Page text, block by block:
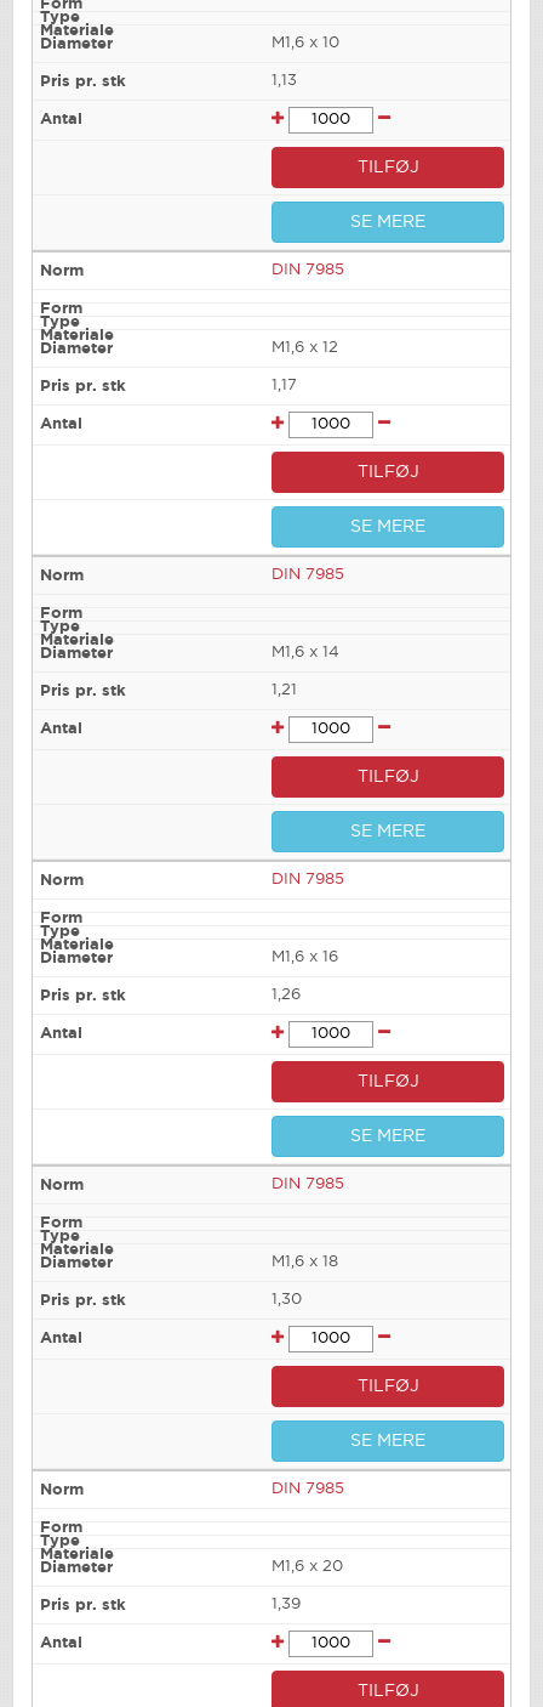
M1,6 x 10
1,13
TILFØJ
SE MERE
DIN 7985
M1,6 x 12
1,17
TILFØJ
SE MERE
DIN 7985
M1,6 x 14
1,21
TILFØJ
SE MERE
DIN 7985
M1,6 x 16
1,26
TILFØJ
SE MERE
DIN 7985
M1,6 x 18
1,30
TILFØJ
SE MERE
DIN 7985
M1,6 x 20
1,39
TILFØJ